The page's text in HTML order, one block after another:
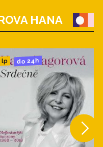
HANA
lp do 24h